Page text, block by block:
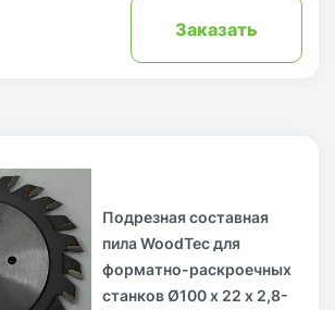
Заказать
Подрезная составная
пила WoodTec для
форматно-раскроечных
станков Ø100 х 22 х 2,8-